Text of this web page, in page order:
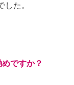
した。
ですか？